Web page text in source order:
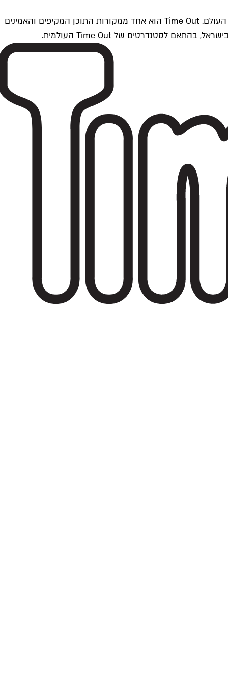
Time Outתל אביב הוא חלק מרשת Time Out Global — רשת מדיה בינלאומית הפועלת ב-360 ערים מרכזיות וב-60 מדינות ברחבי העולם. Time Out הוא אחד ממקורות התוכן המקיפים והאמינים